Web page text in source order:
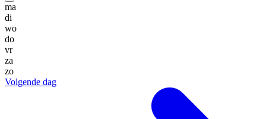
ma
di
wo
do
vr
za
zo
Volgende dag